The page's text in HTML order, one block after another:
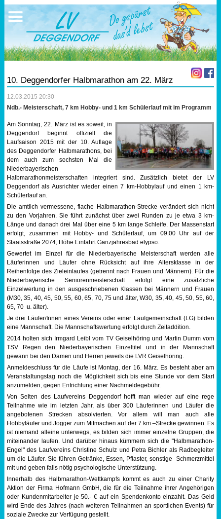
10. Deggendorfer Halbmarathon am 22. März
12.03.2015 20:30
Ndb.- Meisterschaft, 7 km Hobby- und 1 km Schülerlauf mit im Programm
Am Sonntag, 22. März ist es soweit, in
Deggendorf beginnt offiziell die
Laufsaison 2015 mit der 10. Auflage
des Deggendorfer Halbmarathons, bei
dem auch zum sechsten Mal die
Niederbayerischen
Halbmarathonmeisterschaften integriert sind. Zusätzlich bietet der LV
Deggendorf als Ausrichter wieder einen 7 km-Hobbylauf und einen 1 km-
Schülerlauf an.
Die amtlich vermessene, flache Halbmarathon-Strecke verändert sich nicht
zu den Vorjahren. Sie führt zunächst über zwei Runden zu je etwa 3 km-
Länge und danach drei Mal über eine 5 km lange Schleife. Der Massenstart
erfolgt, zusammen mit Hobby- und Schülerlauf, um 09.00 Uhr auf der
Staatsstraße 2074, Höhe Einfahrt Ganzjahresbad elypso.
Gewertet im Einzel für die Niederbayerische Meisterschaft werden alle
Läuferinnen und Läufer ohne Rücksicht auf ihre Altersklasse in der
Reihenfolge des Zieleinlaufes (getrennt nach Frauen und Männern). Für die
Niederbayerische Seniorenmeisterschaft erfolgt eine zusätzliche
Einzelwertung in den ausgeschriebenen Klassen bei Männern und Frauen
(M30, 35, 40, 45, 50, 55, 60, 65, 70, 75 und älter, W30, 35, 40, 45, 50, 55, 60,
65, 70 u. älter).
Je drei Läufer/Innen eines Vereins oder einer Laufgemeinschaft (LG) bilden
eine Mannschaft. Die Mannschaftswertung erfolgt durch Zeitaddition.
2014 holten sich Irmgard Leibl vom TV Geiselhöring und Martin Dumm vom
TSV Regen den Niederbayerischen Einzeltitel und in der Mannschaft
gewann bei den Damen und Herren jeweils die LVR Geiselhöring.
Anmeldeschluss für die Läufe ist Montag, der 16. März. Es besteht aber am
Veranstaltungstag noch die Möglichkeit sich bis eine Stunde vor dem Start
anzumelden, gegen Entrichtung einer Nachmeldegebühr.
Von Seiten des Laufvereins Deggendorf hofft man wieder auf eine rege
Teilnahme wie im letzten Jahr, als über 300 Läuferinnen und Läufer die
angebotenen Strecken absolvierten. Vor allem will man auch alle
Hobbyläufer und Jogger zum Mitmachen auf der 7 km –Strecke gewinnen. Es
ist niemand alleine unterwegs, es bilden sich immer einzelne Gruppen, die
miteinander laufen. Und darüber hinaus kümmern sich die "Halbmarathon-
Engel" des Laufvereins Christine Schulz und Petra Bichler als Radbegleiter
um die Läufer. Sie führen Getränke, Essen, Pflaster, sonstige Schmerzmittel
mit und geben falls nötig psychologische Unterstützung.
Innerhalb des Halbmarathon-Wettkampfs kommt es auch zu einer Charity
Aktion der Firma Hofmann GmbH, die für die Teilnahme ihrer Angehörigen
oder Kundenmitarbeiter je 50.- € auf ein Spendenkonto einzahlt. Das Geld
wird Ende des Jahres (nach weiteren Teilnahmen an sportlichen Events) für
soziale Zwecke zur Verfügung gestellt.
Sportangebote
Trainingszeiten
Laufen
Lauf 10
Triathlon
Nordic Walking
Schwimmen
Orientierungslauf
Nachwuchsförderung
Sportabzeichen
Tempo & Gymnastik
Ausschreibungen
17.05.2026 Triathlon
Ergebnisse
Ergebnisse
Mitgliedschaft
Vereinskleidung
Vorstandschaft
Übungs- Gruppenleiter
Dokumente
SEPA Info
Bankverbindung